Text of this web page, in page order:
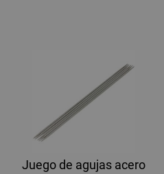
Juego de agujas acero